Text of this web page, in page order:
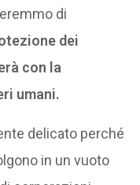
di
dei
con la
umani.
delicato perché
in un vuoto